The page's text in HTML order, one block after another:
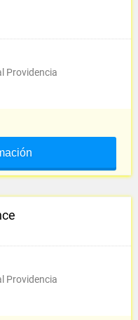
Providencia
Providencia